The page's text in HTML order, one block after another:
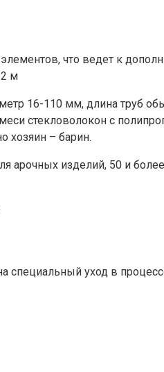
что ведет к
м
16-110 мм, длина труб
стекловолокон с
хозяин – барин.
арочных изделий, 50 и
специальный уход в